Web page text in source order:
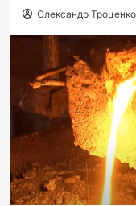
Олександр Троценко